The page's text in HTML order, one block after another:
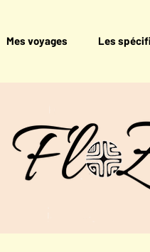
Mes voyages Les